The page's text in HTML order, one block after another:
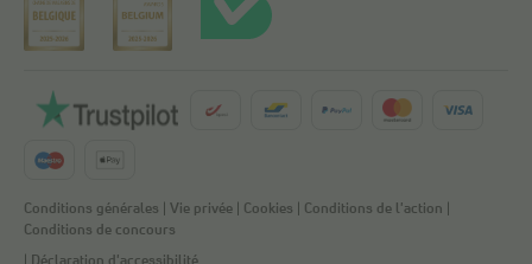
Conditions générales Vie privée Cookies Conditions de l'action
Conditions de concours